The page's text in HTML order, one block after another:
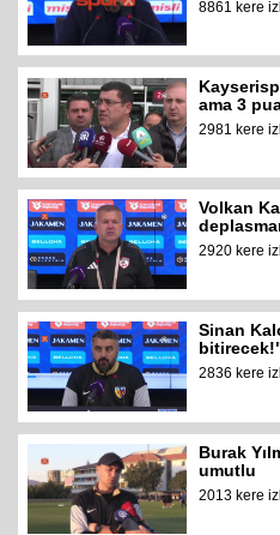
8861 kere
ama 3
2981 kere
Volkan
2920 kere
Sinan
2836 kere
Burak
umutlu
2013 kere